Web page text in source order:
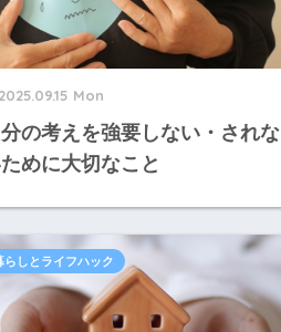
2025.09.15 Mon
の考えを強要しない・されな
めに大切なこと
らしとライフハック